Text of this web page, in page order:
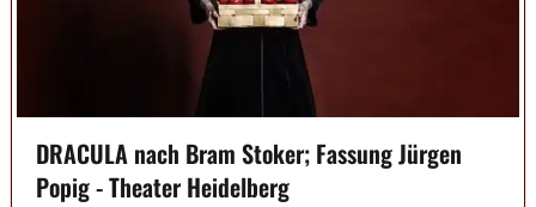
DRACULA nach Bram Stoker; Fassung Jürgen
Popig - Theater Heidelberg